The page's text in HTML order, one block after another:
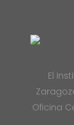
El
Oficina